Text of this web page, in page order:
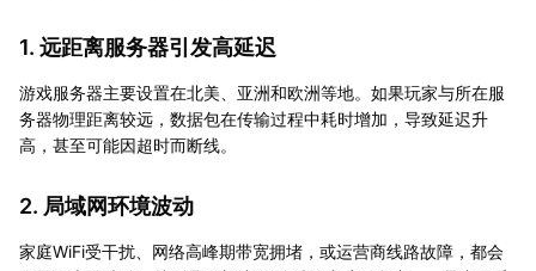
1. 远距离服务器引发高延迟
游戏服务器主要设置在北美、亚洲和欧洲等地。如果玩家与所在服
务器物理距离较远，数据包在传输过程中耗时增加，导致延迟升
高，甚至可能因超时而断线。
2. 局域网环境波动
家庭WiFi受干扰、网络高峰期带宽拥堵，或运营商线路故障，都会